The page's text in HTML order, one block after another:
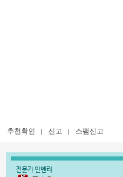
추천확인 신고 스팸신고
전문가 인벤러